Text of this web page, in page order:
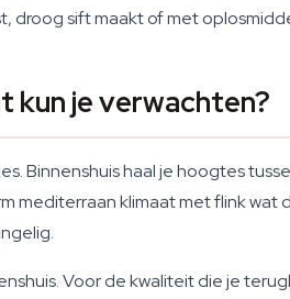
droog sift maakt of met
kun je verwachten?
Binnenshuis haal je hoogtes
mediterraan klimaat met flink
Voor de kwaliteit die je